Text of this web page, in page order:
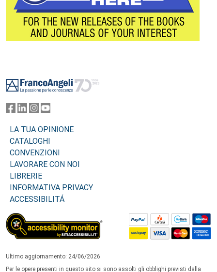
LA TUA OPINIONE
CATALOGHI
CONVENZIONI
LAVORARE CON NOI
LIBRERIE
INFORMATIVA PRIVACY
ACCESSIBILITÁ
Ultimo aggiornamento: 24/06/2026
Per le opere presenti in questo sito si sono assolti gli obblighi previsti dalla